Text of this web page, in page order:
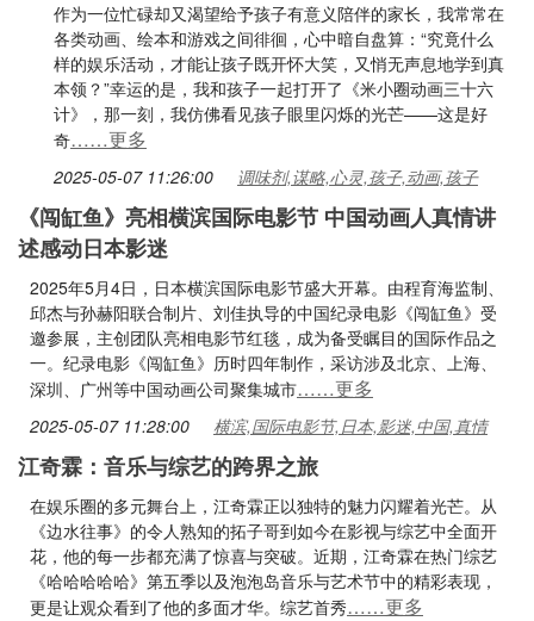
作为一位忙碌却又渴望给予孩子有意义陪伴的家长，我常常在
各类动画、绘本和游戏之间徘徊，心中暗自盘算：“究竟什么
样的娱乐活动，才能让孩子既开怀大笑，又悄无声息地学到真
本领？”幸运的是，我和孩子一起打开了《米小圈动画三十六
计》，那一刻，我仿佛看见孩子眼里闪烁的光芒——这是好
奇……更多
2025-05-07 11:26:00 调味剂,谋略,心灵,孩子,动画,孩子
《闯缸鱼》亮相横滨国际电影节 中国动画人真情讲
述感动日本影迷
2025年5月4日，日本横滨国际电影节盛大开幕。由程育海监制、
邱杰与孙赫阳联合制片、刘佳执导的中国纪录电影《闯缸鱼》受
邀参展，主创团队亮相电影节红毯，成为备受瞩目的国际作品之
一。纪录电影《闯缸鱼》历时四年制作，采访涉及北京、上海、
深圳、广州等中国动画公司聚集城市……更多
2025-05-07 11:28:00 横滨,国际电影节,日本,影迷,中国,真情
江奇霖：音乐与综艺的跨界之旅
在娱乐圈的多元舞台上，江奇霖正以独特的魅力闪耀着光芒。从
《边水往事》的令人熟知的拓子哥到如今在影视与综艺中全面开
花，他的每一步都充满了惊喜与突破。近期，江奇霖在热门综艺
《哈哈哈哈哈》第五季以及泡泡岛音乐与艺术节中的精彩表现，
更是让观众看到了他的多面才华。综艺首秀……更多